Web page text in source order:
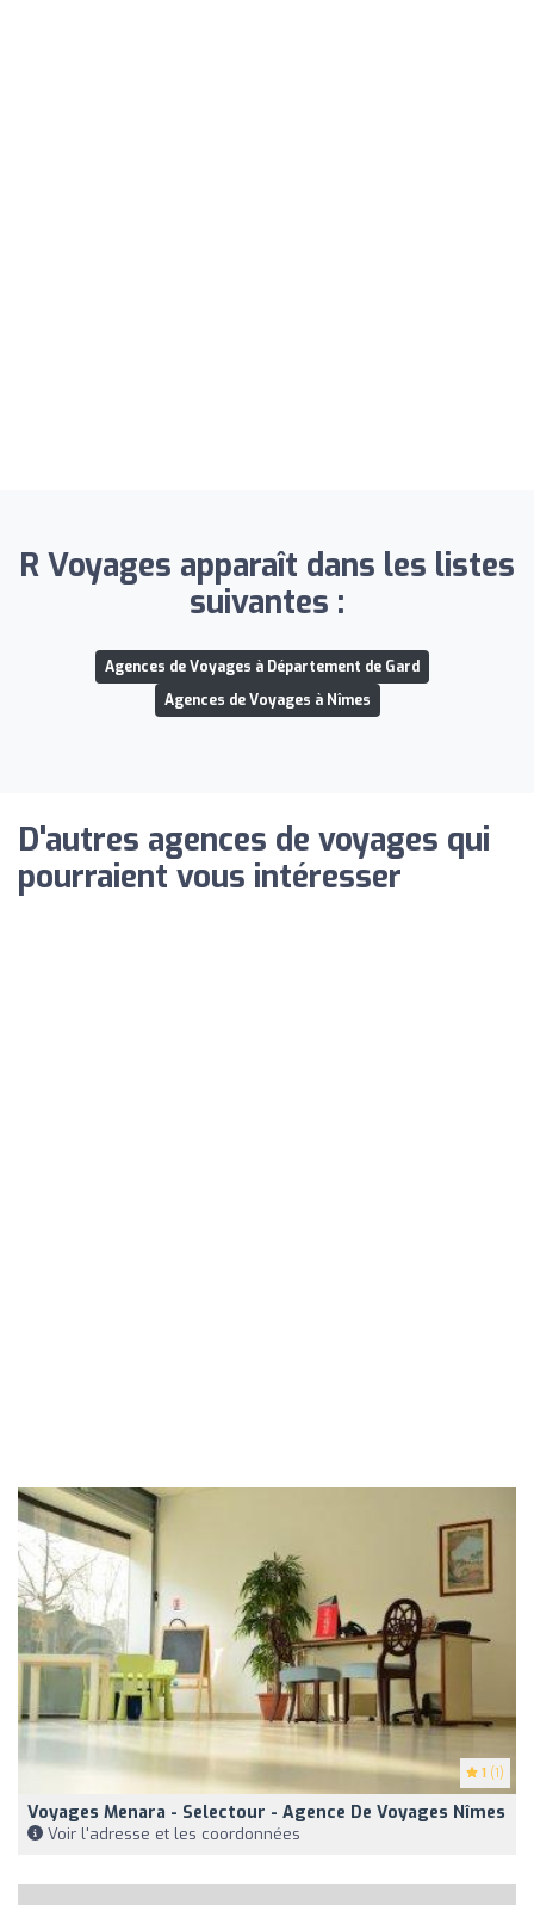
R Voyages apparaît dans les listes
suivantes :
Agences de Voyages à Département de Gard
Agences de Voyages à Nîmes
D'autres agences de voyages qui
pourraient vous intéresser
1 (1)
Voyages Menara - Selectour - Agence De Voyages Nîmes
Voir l'adresse et les coordonnées